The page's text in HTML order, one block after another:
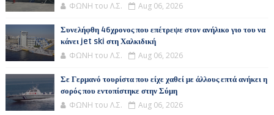
ΦΩΝΗ του Λ.Σ. Aug 06, 2026
Συνελήφθη 46χρονος που επέτρεψε στον ανήλικο γιο του να
κάνει jet ski στη Χαλκιδική
ΦΩΝΗ του Λ.Σ. Aug 06, 2026
Σε Γερμανό τουρίστα που είχε χαθεί με άλλους επτά ανήκει η
σορός που εντοπίστηκε στην Σύμη
ΦΩΝΗ του Λ.Σ. Aug 06, 2026